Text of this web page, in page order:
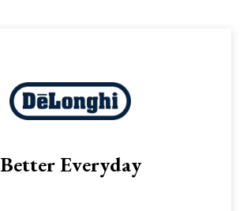
Better Everyday